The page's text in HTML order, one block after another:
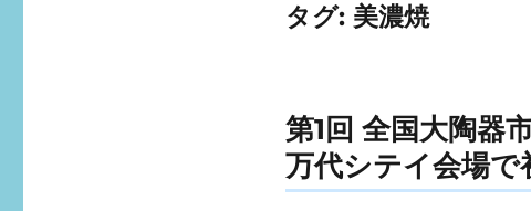
タグ: 美濃焼
第1回 全国大陶器
万代シテイ会場